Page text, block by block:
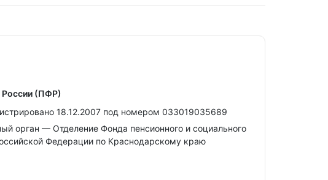
России (ПФР)
18.12.2007 под номером 033019035689
орган — Отделение Фонда пенсионного и социального
Федерации по Краснодарскому краю